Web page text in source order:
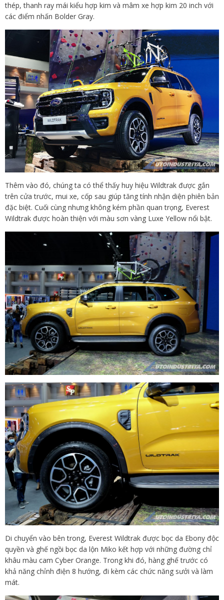
thép, thanh ray mái kiểu hợp kim và mâm xe hợp kim 20 inch với
các điểm nhấn Bolder Gray.
Thêm vào đó, chúng ta có thể thấy huy hiệu Wildtrak được gắn
trên cửa trước, mui xe, cốp sau giúp tăng tính nhận diện phiên bản
đặc biệt. Cuối cùng nhưng không kém phần quan trọng, Everest
Wildtrak được hoàn thiện với màu sơn vàng Luxe Yellow nổi bật.
Di chuyển vào bên trong, Everest Wildtrak được bọc da Ebony độc
quyền và ghế ngồi bọc da lộn Miko kết hợp với những đường chỉ
khâu màu cam Cyber Orange. Trong khi đó, hàng ghế trước có
khả năng chỉnh điện 8 hướng, đi kèm các chức năng sưởi và làm
mát.